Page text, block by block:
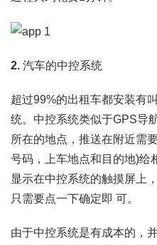
2. 汽车的中控系统
超过99%的出租车都安装有
统。中控系统类似于GPS导
所在的地点，推送在附近需
号码，上车地点和目的地)给
显示在中控系统的触摸屏上
只需要点一下确定即 可。
由于中控系统是有成本的，